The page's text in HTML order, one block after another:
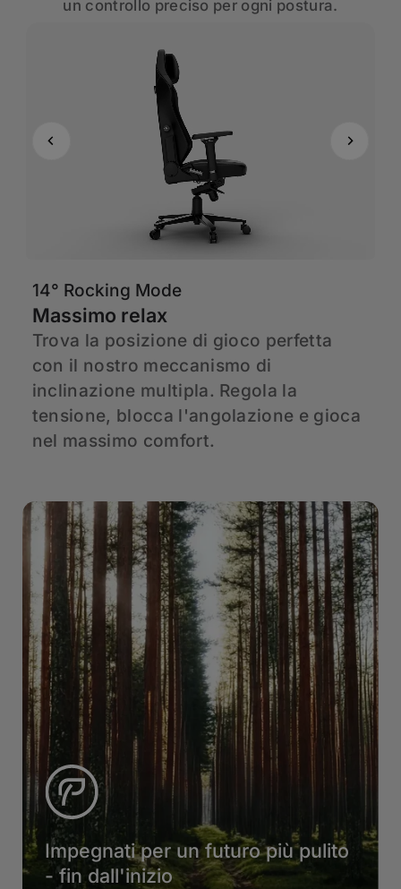
un controllo preciso per ogni postura.
14° Rocking Mode
Massimo relax
Trova la posizione di gioco perfetta
con il nostro meccanismo di
inclinazione multipla. Regola la
tensione, blocca l'angolazione e gioca
nel massimo comfort.
Impegnati per un futuro più pulito
- fin dall'inizio